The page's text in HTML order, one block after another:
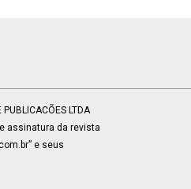
LTDA
assinatura da revista
e seus